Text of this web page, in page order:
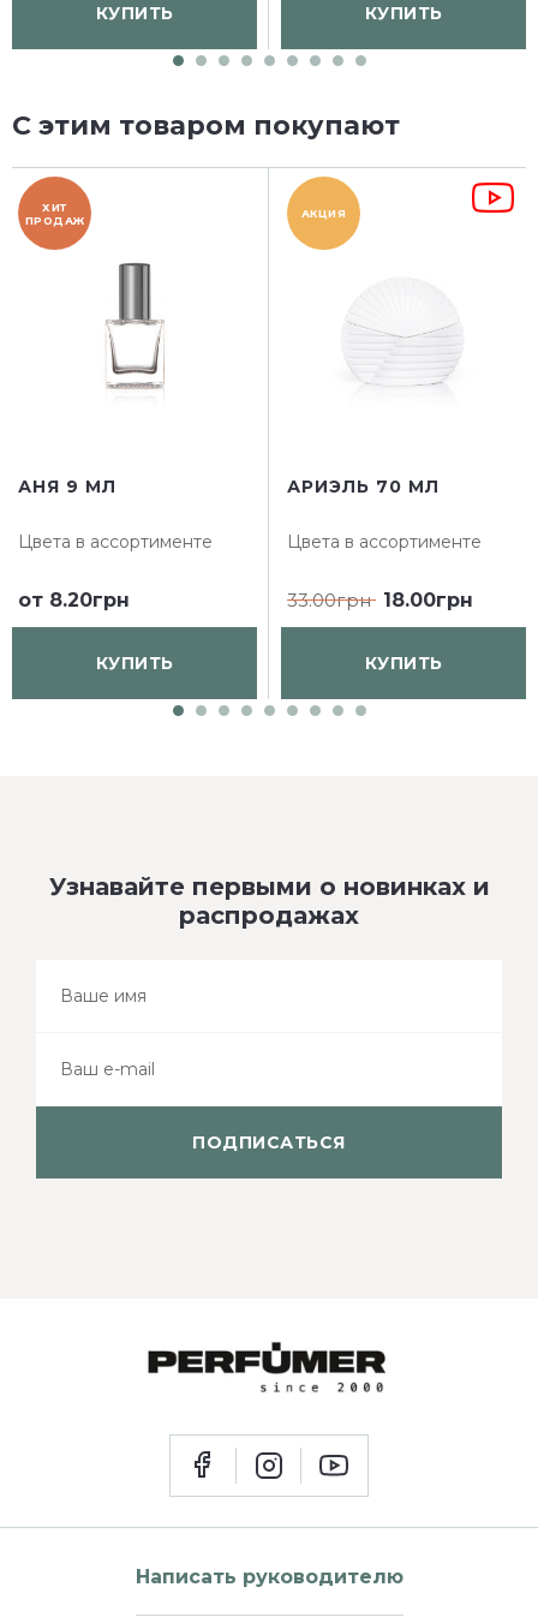
КУПИТЬ КУПИТЬ
С этим товаром покупают
ХИТ
ПРОДАЖ
АНЯ 9 МЛ
Цвета в ассортименте
от 8.20грн
КУПИТЬ
АКЦИЯ
АРИЭЛЬ 70 МЛ
Цвета в ассортименте
33.00грн 18.00грн
КУПИТЬ
Узнавайте первыми о новинках и
распродажах
ПОДПИСАТЬСЯ
Написать руководителю